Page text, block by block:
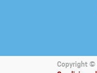
Copyright ©